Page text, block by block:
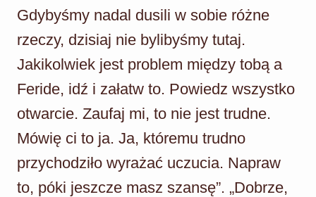
Gdybyśmy nadal dusili w sobie różne
rzeczy, dzisiaj nie bylibyśmy tutaj.
Jakikolwiek jest problem między tobą a
Feride, idź i załatw to. Powiedz wszystko
otwarcie. Zaufaj mi, to nie jest trudne.
Mówię ci to ja. Ja, któremu trudno
przychodziło wyrażać uczucia. Napraw
to, póki jeszcze masz szansę”. „Dobrze,